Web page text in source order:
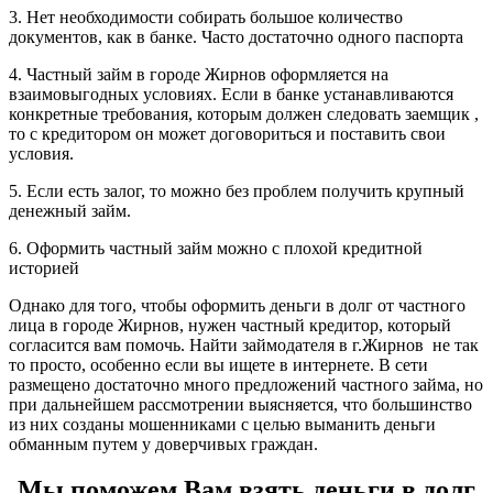
3. Нет необходимости собирать большое количество
документов, как в банке. Часто достаточно одного паспорта
4. Частный займ в городе Жирнов оформляется на
взаимовыгодных условиях. Если в банке устанавливаются
конкретные требования, которым должен следовать заемщик ,
то с кредитором он может договориться и поставить свои
условия.
5. Если есть залог, то можно без проблем получить крупный
денежный займ.
6. Оформить частный займ можно с плохой кредитной
историей
Однако для того, чтобы оформить деньги в долг от частного
лица в городе Жирнов, нужен частный кредитор, который
согласится вам помочь. Найти займодателя в г.Жирнов не так
то просто, особенно если вы ищете в интернете. В сети
размещено достаточно много предложений частного займа, но
при дальнейшем рассмотрении выясняется, что большинство
из них созданы мошенниками с целью выманить деньги
обманным путем у доверчивых граждан.